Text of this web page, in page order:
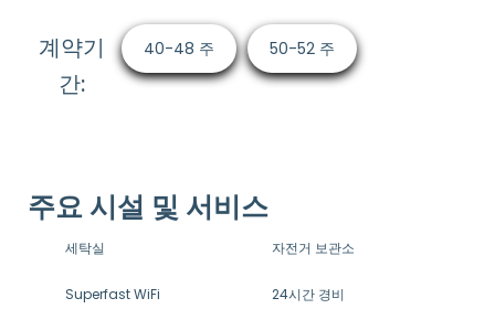
계약기
간:
40-48 주 50-52 주
주요 시설 및 서비스
세탁실 자전거 보관소
Superfast WiFi 24시간 경비